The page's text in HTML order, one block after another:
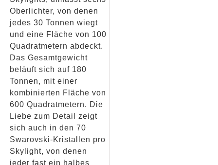
Oberlichter, von denen
jedes 30 Tonnen wiegt
und eine Fläche von 100
Quadratmetern abdeckt.
Das Gesamtgewicht
beläuft sich auf 180
Tonnen, mit einer
kombinierten Fläche von
600 Quadratmetern. Die
Liebe zum Detail zeigt
sich auch in den 70
Swarovski-Kristallen pro
Skylight, von denen
jeder fast ein halbes